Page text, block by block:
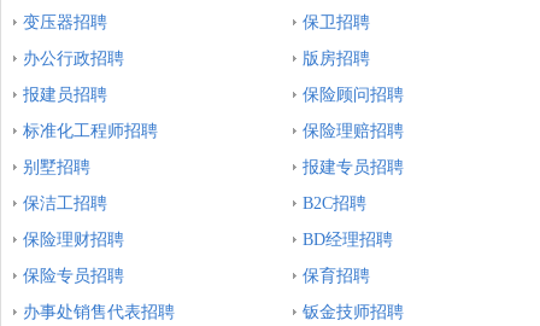
变压器招聘
保卫招聘
办公行政招聘
版房招聘
报建员招聘
保险顾问招聘
标准化工程师招聘
保险理赔招聘
别墅招聘
报建专员招聘
保洁工招聘
B2C招聘
保险理财招聘
BD经理招聘
保险专员招聘
保育招聘
办事处销售代表招聘
钣金技师招聘